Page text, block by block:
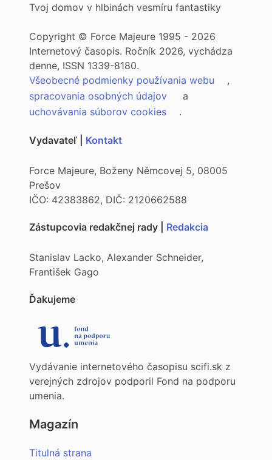
Tvoj domov v hlbinách vesmíru fantastiky
Copyright © Force Majeure 1995 - 2026
Internetový časopis. Ročník 2026, vychádza
denne, ISSN 1339-8180.
Všeobecné podmienky používania webu
,
spracovania osobných údajov
a
uchovávania súborov cookies
.
Vydavateľ | Kontakt
Force Majeure, Boženy Němcovej 5, 08005
Prešov
IČO: 42383862, DIČ: 2120662588
Zástupcovia redakčnej rady | Redakcia
Stanislav Lacko, Alexander Schneider,
František Gago
Ďakujeme
Vydávanie internetového časopisu scifi.sk z
verejných zdrojov podporil Fond na podporu
umenia.
Magazín
Titulná strana